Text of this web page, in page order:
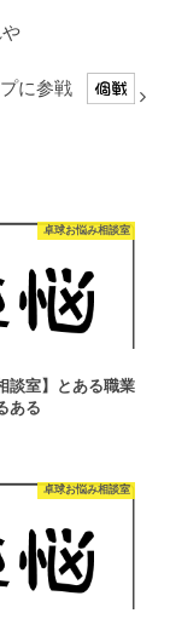
に参戦
卓球お悩み相談室
談室】とある職業
ある
卓球お悩み相談室